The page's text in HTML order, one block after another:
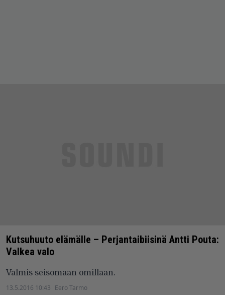
Kutsuhuuto elämälle – Perjantaibiisinä Antti Pouta:
Valkea valo
Valmis seisomaan omillaan.
13.5.2016 10:43 Eero Tarmo